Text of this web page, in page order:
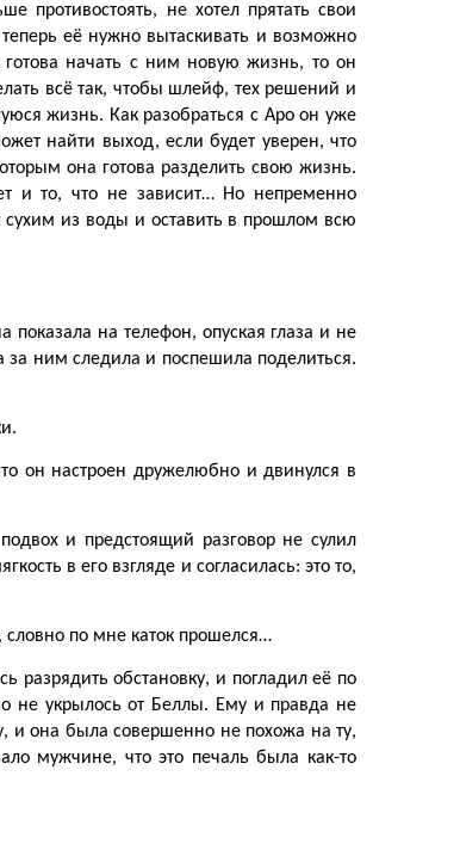
противостоять, не хотел прятать свои
её нужно вытаскивать и возможно
начать с ним новую жизнь, то он
всё так, чтобы шлейф, тех решений и
жизнь. Как разобраться с Аро он уже
найти выход, если будет уверен, что
она готова разделить свою жизнь.
и то, что не зависит… Но непременно
сухим из воды и оставить в прошлом всю
показала на телефон, опуская глаза и не
за ним следила и поспешила поделиться.
он настроен дружелюбно и двинулся в
и предстоящий разговор не сулил
в его взгляде и согласилась: это то,
словно по мне каток прошелся…
разрядить обстановку, и погладил её по
не укрылось от Беллы. Ему и правда не
и она была совершенно не похожа на ту,
мужчине, что это печаль была как-то